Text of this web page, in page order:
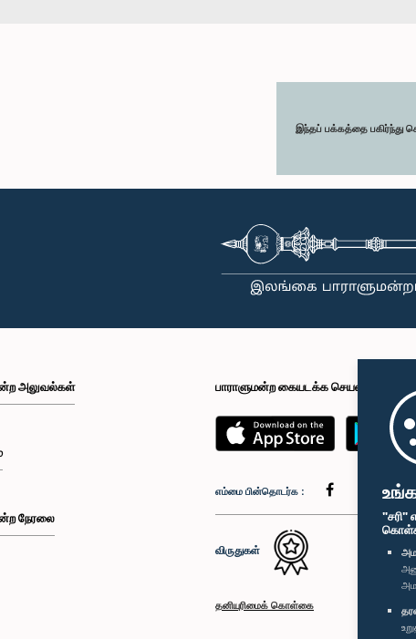
இந்தப் பக்கத்தை பகிர்ந்து
அலுவல்கள்
நேரலை
பாராளுமன்ற கையடக்க செயலி
எம்மை பின்தொடர்க :
விருதுகள்
தனியுரிமைக் கொள்கை